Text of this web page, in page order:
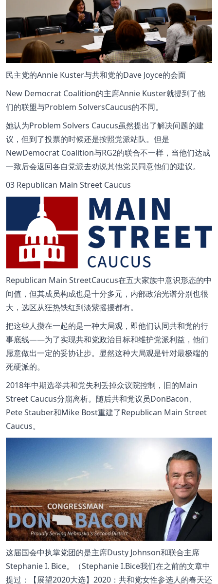
民主党的Annie Kuster与共和党的Dave Joyce的会面
New Democrat Coalition的主席Annie Kuster就提到了他
们的联盟与Problem SolversCaucus的不同。
她认为Problem Solvers Caucus虽然提出了解决问题的建
议，但到了投票的时候还是按照党派站队。但是
NewDemocrat Coalition与RG2的联合不一样，当他们达成
一致后会返回各自党派去劝说其他党员同意他们的建议。
03 Republican Main Street Caucus
Republican Main StreetCaucus在五大家族中意识形态的中
间值，但其成员构成也是十分多元，内部政治光谱分别也很
大，选区从狂热铁红到淡紫摇摆都有。
把这些人攒在一起的是一种大局观，即他们认同共和党的行
事底线——为了实现共和党政治目标和维护党派利益，他们
愿意做出一定的妥协让步。显然这种大局观是针对最极端的
死硬派的。
2018年中期选举共和党失利丢掉众议院控制，旧的Main
Street Caucus分崩离析。随后共和党议员DonBacon、
Pete Stauber和Mike Bost重建了Republican Main Street
Caucus。
这届国会中执掌党团的是主席Dusty Johnson和联合主席
Stephanie I. Bice。（Stephanie I.Bice我们在之前的文章中
提过：【展望2020大选】2020：共和党女性参选人的春天还